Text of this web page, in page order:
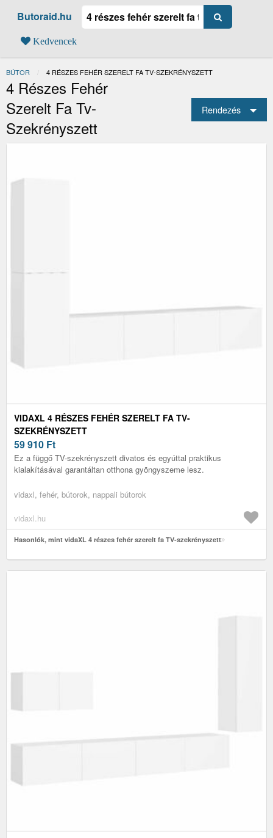
Butoraid.hu
Kedvencek
BÚTOR JELENLEGI:
4 RÉSZES FEHÉR SZERELT FA TV-SZEKRÉNYSZETT
4 Részes Fehér
Szerelt Fa Tv-
Szekrényszett
Rendezés
VIDAXL 4 RÉSZES FEHÉR SZERELT FA TV-
SZEKRÉNYSZETT
59 910 Ft
Ez a függő TV-szekrényszett divatos és egyúttal praktikus
kialakításával garantáltan otthona gyöngyszeme lesz.
vidaxl, fehér, bútorok, nappali bútorok
vidaxl.hu
Hasonlók, mint vidaXL 4 részes fehér szerelt fa TV-szekrényszett